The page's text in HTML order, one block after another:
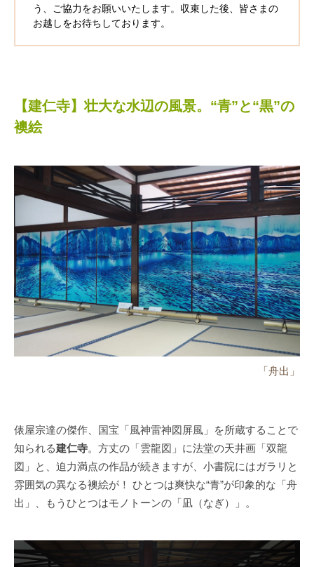
う、ご協力をお願いいたします。収束した後、皆さまの
お越しをお待ちしております。
【建仁寺】壮大な水辺の風景。“青”と“黒”の
襖絵
「舟出」
俵屋宗達の傑作、国宝「風神雷神図屏風」を所蔵することで
知られる建仁寺。方丈の「雲龍図」に法堂の天井画「双龍
図」と、迫力満点の作品が続きますが、小書院にはガラリと
雰囲気の異なる襖絵が！ ひとつは爽快な“青”が印象的な「舟
出」、もうひとつはモノトーンの「凪（なぎ）」。